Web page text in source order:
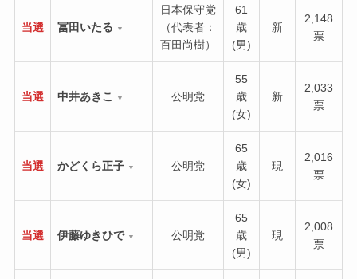
当選 冨田いたる ▼
日本保守党
（代表者：
百田尚樹）
61
歳
(男)
新
2,148
票
当選 中井あきこ ▼ 公明党
55
歳
(女)
新
2,033
票
当選 かどくら正子 ▼ 公明党
65
歳
(女)
現
2,016
票
当選 伊藤ゆきひで ▼ 公明党
65
歳
(男)
現
2,008
票